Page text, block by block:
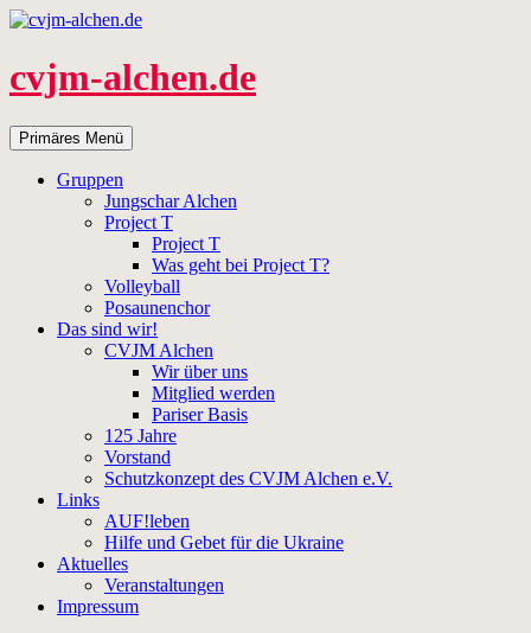
Zum
springen
cvjm-alchen.de
Suchen
Primäres Menü
Gruppen
Jungschar Alchen
Project T
Project T
Was geht bei Project T?
Volleyball
Posaunenchor
Das sind wir!
CVJM Alchen
Wir über uns
Mitglied werden
Pariser Basis
125 Jahre
Vorstand
Schutzkonzept des CVJM Alchen e.V.
Links
AUF!leben
Hilfe und Gebet für die Ukraine
Aktuelles
Veranstaltungen
Impressum